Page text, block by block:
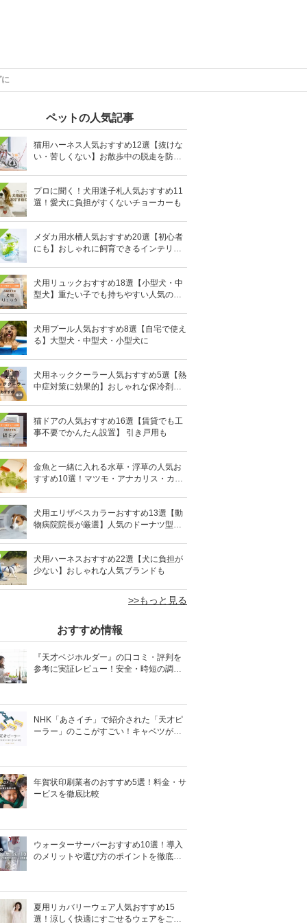
ペットの人気記事
猫用ハーネス人気おすすめ12選【抜けな
い・苦しくない】お散歩中の脱走を防止
プロに聞く！犬用迷子札人気おすすめ11
選！愛犬に負担がすくないチョーカーも
メダカ用水槽人気おすすめ20選【初心者
にも】おしゃれに飼育できるインテリア
犬用リュックおすすめ18選【小型犬・中
型犬】重たい子でも持ちやすい人気のキ
犬用プール人気おすすめ8選【自宅で使え
る】大型犬・中型犬・小型犬に
犬用ネッククーラー人気おすすめ5選【熱
中症対策に効果的】おしゃれな保冷剤タ
猫ドアの人気おすすめ16選【賃貸でも工
事不要でかんたん設置】 引き戸用も
金魚と一緒に入れる水草・浮草の人気お
すすめ10選！マツモ・アナカリス・カボ
犬用エリザベスカラーおすすめ13選【動
物病院院長が厳選】人気のドーナツ型や
犬用ハーネスおすすめ22選【犬に負担が
少ない】おしゃれな人気ブランドも
>>もっと見る
おすすめ情報
『天才ベジホルダー』の口コミ・評判を
参考に実証レビュー！安全・時短の調理
NHK「あさイチ」で紹介された「天才ピ
ーラー」のここがすごい！キャベツがほ
年賀状印刷業者のおすすめ5選！料金・サ
ービスを徹底比較
ウォーターサーバーおすすめ10選！導入
のメリットや選び方のポイントを徹底解
夏用リカバリーウェア人気おすすめ15
選！涼しく快適にすごせるウェアをご紹